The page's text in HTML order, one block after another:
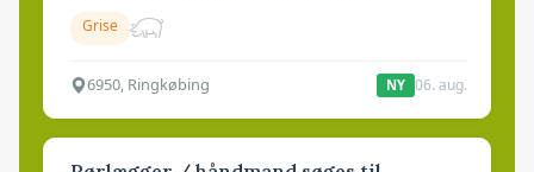
Grise
6950, Ringkøbing NY 06. aug.